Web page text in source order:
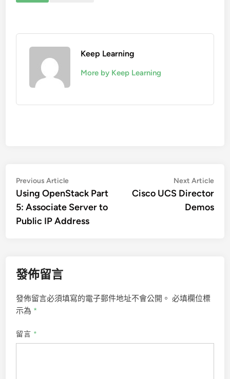
Keep Learning
More by Keep Learning
文
章
導
覽
Previous ArticlePrevious
article:
Using OpenStack Part
5: Associate Server to
Public IP Address
Next Article
Cisco UCS Director
Demos
發佈留言
發佈留言必須填寫的電子郵件地址不會公開。 必填欄位標
示為 *
留言 *